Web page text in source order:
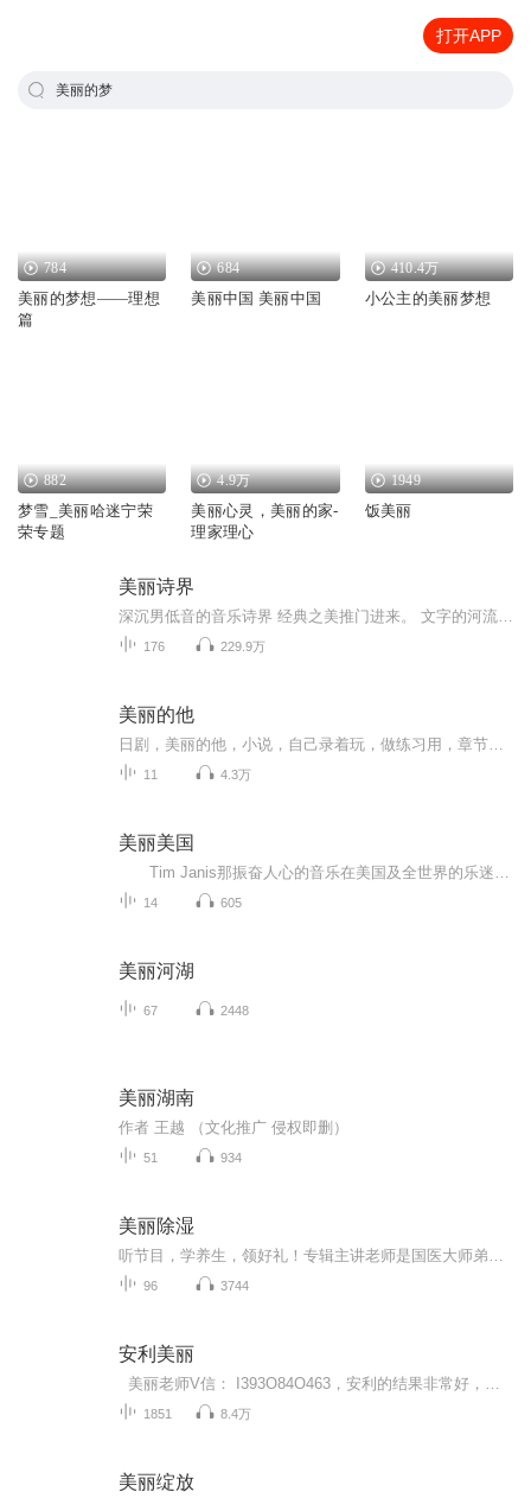
打开APP
美丽的梦
784
美丽的梦想——理想
篇
684
美丽中国 美丽中国
410.4万
小公主的美丽梦想
882
梦雪_美丽哈迷宁荣
荣专题
4.9万
美丽心灵，美丽的家-
理家理心
1949
饭美丽
美丽诗界
176 229.9万
美丽的他
11 4.3万
美丽美国
14 605
美丽河湖
67 2448
美丽湖南
作者 王越 （文化推广 侵权即删）
51 934
美丽除湿
96 3744
安利美丽
1851 8.4万
美丽绽放